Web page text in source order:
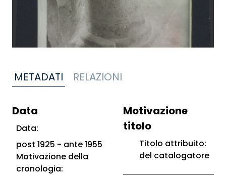
METADATI RELAZIONI
Data
Data:
post 1925 - ante 1955
Motivazione della
cronologia:
Motivazione
titolo
Titolo attribuito:
del catalogatore